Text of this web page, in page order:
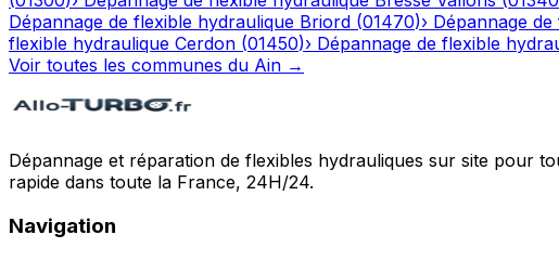
Dépannage de flexible hydraulique Briord (01470)› Dépannage
flexible hydraulique Cerdon (01450)› Dépannage de flexible
Voir toutes les communes du Ain →
Dépannage et réparation de flexibles hydrauliques sur site pour
rapide dans toute la France, 24H/24.
Navigation